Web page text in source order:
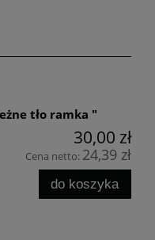
tło ramka "
30,00 zł
Cena netto: 24,39 zł
do koszyka